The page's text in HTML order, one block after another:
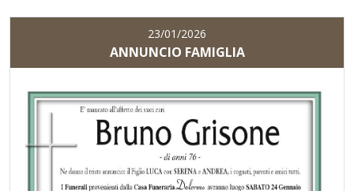
23/01/2026
ANNUNCIO FAMIGLIA